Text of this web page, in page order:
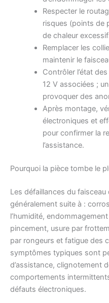
Respecter le
risques (points de
de chaleur
Remplacer les
maintenir le
Contrôler l’état
12 V associées ;
provoquer des
Après montage,
électroniques et
pour confirmer la
l’assistance.
Pourquoi la pièce tombe le
Les défaillances du
généralement suite à :
l’humidité,
pincement, usure par
par rongeurs et fatigue des
symptômes typiques sont
d’assistance, clignotement
comportements
défauts électroniques.